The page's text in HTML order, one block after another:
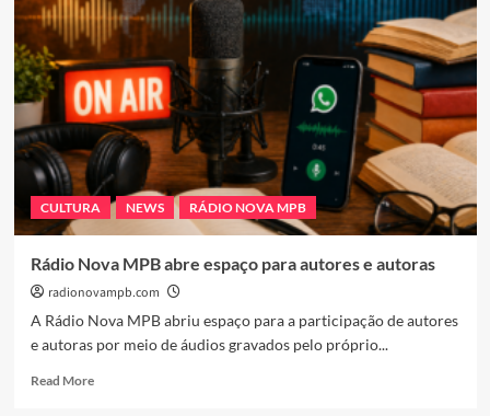
Anos
80
Enfrenta
Batalha
Pela
Vida
Após
Grave
Complicação
de
CULTURA NEWS RÁDIO NOVA MPB
Rádio Nova MPB abre espaço para autores e autoras
radionovampb.com
A Rádio Nova MPB abriu espaço para a participação de autores
e autoras por meio de áudios gravados pelo próprio...
Read MoreRead